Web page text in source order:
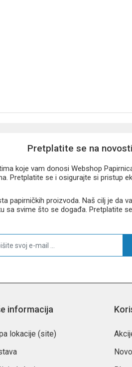
Pretplatite se na novosti
koje vam donosi Webshop
Pretplatite se i osigurajte si pristup
papirničkih proizvoda. Naš cilj je da
sa svime što se događa. Pretplatite
informacija
lokacije (site)